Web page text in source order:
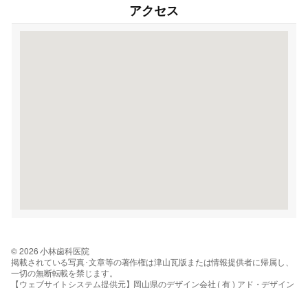
アクセス
© 2026 小林歯科医院
掲載されている写真･文章等の著作権は津山瓦版または情報提供者に帰属し、
一切の無断転載を禁じます。
【ウェブサイトシステム提供元】岡山県のデザイン会社 ( 有 ) アド・デザイン